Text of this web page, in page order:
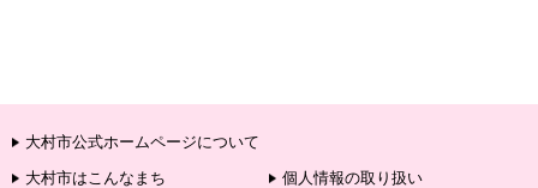
大村市公式ホームページについて
大村市はこんなまち
個人情報の取り扱い